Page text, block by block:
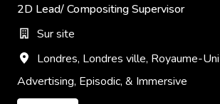
2D Lead/ Compositing Supervisor
Sur site
Londres, Londres ville, Royaume-Uni
Advertising, Episodic, & Immersive